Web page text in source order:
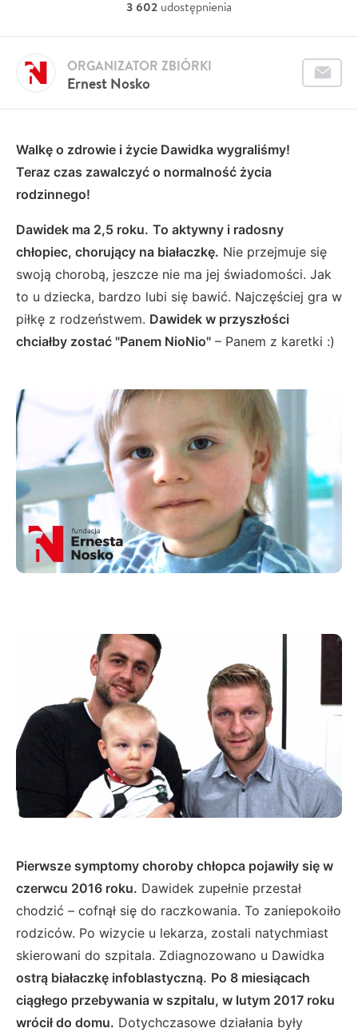
3 602 udostępnienia
Ernest Nosko
ORGANIZATOR ZBIÓRKI
Walkę o zdrowie i życie Dawidka wygraliśmy!
Teraz czas zawalczyć o normalność życia
rodzinnego!
Dawidek ma 2,5 roku. To aktywny i radosny
chłopiec, chorujący na białaczkę. Nie przejmuje się
swoją chorobą, jeszcze nie ma jej świadomości. Jak
to u dziecka, bardzo lubi się bawić. Najczęściej gra w
piłkę z rodzeństwem. Dawidek w przyszłości
chciałby zostać "Panem NioNio" – Panem z karetki :)
Pierwsze symptomy choroby chłopca pojawiły się w
czerwcu 2016 roku. Dawidek zupełnie przestał
chodzić – cofnął się do raczkowania. To zaniepokoiło
rodziców. Po wizycie u lekarza, zostali natychmiast
skierowani do szpitala. Zdiagnozowano u Dawidka
ostrą białaczkę infoblastyczną. Po 8 miesiącach
ciągłego przebywania w szpitalu, w lutym 2017 roku
wrócił do domu. Dotychczasowe działania były